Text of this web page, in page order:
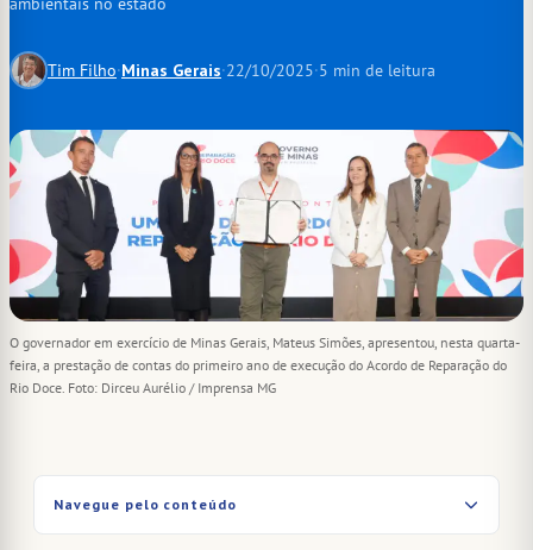
Tim Filho·Minas Gerais·22/10/2025·5 min de leitura
O governador em exercício de Minas Gerais, Mateus Simões, apresentou, nesta quarta-
feira, a prestação de contas do primeiro ano de execução do Acordo de Reparação do
Rio Doce. Foto: Dirceu Aurélio / Imprensa MG
Navegue pelo conteúdo